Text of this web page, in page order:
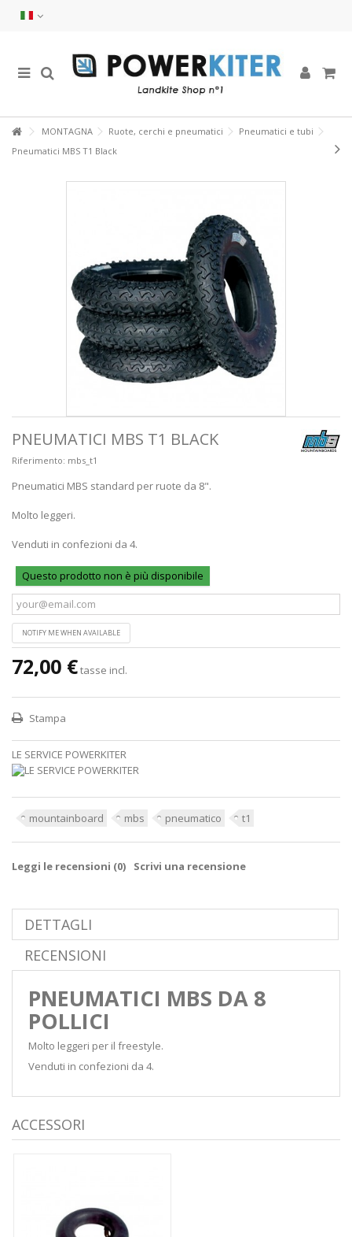
MONTAGNA Ruote, cerchi e pneumatici
Pneumatici e tubi
Pneumatici MBS T1 Black
PNEUMATICI MBS T1 BLACK
Riferimento: mbs_t1
Pneumatici MBS standard per ruote da 8".
Molto leggeri.
Venduti in confezioni da 4.
Questo prodotto non è più disponibile
NOTIFY ME WHEN AVAILABLE
72,00 €tasse incl.
Stampa
LE SERVICE POWERKITER
mountainboard mbs pneumatico t1
Leggi le recensioni (0) Scrivi una recensione
DETTAGLI
RECENSIONI
PNEUMATICI MBS DA 8
POLLICI
Molto leggeri per il freestyle.
Venduti in confezioni da 4.
ACCESSORI